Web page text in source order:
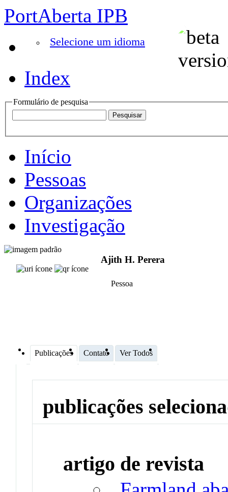
PortAberta IPB
Selecione um idioma
Index
Formulário de pesquisa
Início
Pessoas
Organizações
Investigação
Ajith H. Perera
Pessoa
Publicações Contato Ver Todos
publicações
artigo de revista